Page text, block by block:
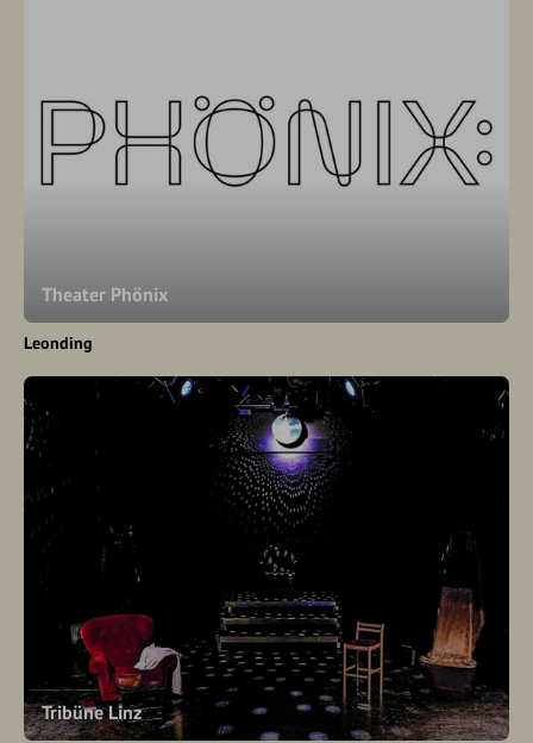
Theater Phönix
Leonding
Tribüne Linz